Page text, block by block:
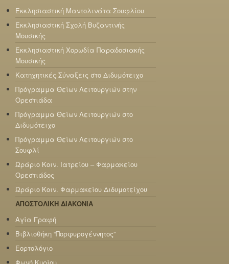
Εκκλησιαστική Μαντολινάτα Σουφλίου
Εκκλησιαστική Σχολή Βυζαντινής
Μουσικής
Εκκλησιαστική Χορωδία Παραδοσιακής
Μουσικής
Κατηχητικές Σύναξεις στο Διδυμότειχο
Πρόγραμμα Θείων Λειτουργιών στην
Ορεστιάδα
Πρόγραμμα Θείων Λειτουργιών στο
Διδυμότειχο
Πρόγραμμα Θείων Λειτουργιών στο
Σουφλί
Ωράριο Κοιν. Ιατρείου – Φαρμακείου
Ορεστιάδος
Ωράριο Κοιν. Φαρμακείου Διδυμοτείχου
ΑΠΟΣΤΟΛΙΚΗ ΔΙΑΚΟΝΙΑ
Αγία Γραφή
Βιβλιοθήκη “Πορφυρογέννητος”
Εορτολόγιο
Φωνή Κυρίου